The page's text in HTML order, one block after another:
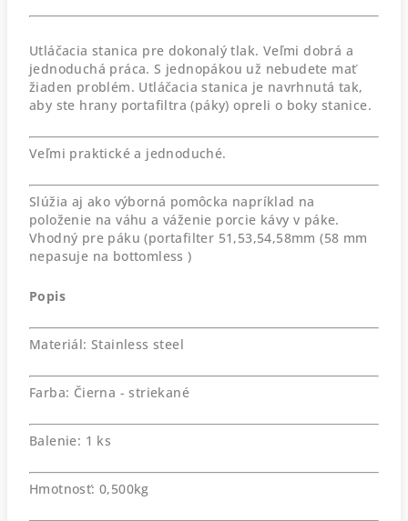
Utláčacia stanica pre dokonalý tlak. Veľmi dobrá a
jednoduchá práca. S jednopákou už nebudete mať
žiaden problém. Utláčacia stanica je navrhnutá tak,
aby ste hrany portafiltra (páky) opreli o boky stanice.
Veľmi praktické a jednoduché.
Slúžia aj ako výborná pomôcka napríklad na
položenie na váhu a váženie porcie kávy v páke.
Vhodný pre páku (portafilter 51,53,54,58mm (58 mm
nepasuje na bottomless )
Popis
Materiál: Stainless steel
Farba: Čierna - striekané
Balenie: 1 ks
Hmotnosť: 0,500kg